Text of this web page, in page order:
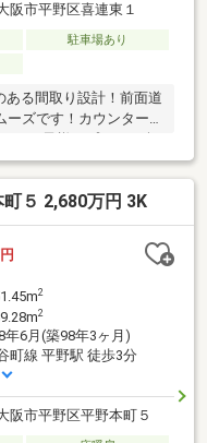
阪市平野区喜連東１
駐車場あり
ある間取り設計！前面道
ズです！カウンターキ
ントの一つです。大き
ブルーホームでは、お
き合いします。気にな
えさせて頂きます。何
引に精通したスタッフ
す。不安なまま購入を
下さい。
５ 2,680万円 3K
2
2
年6月(築98年3ヶ月)
町線 平野駅 徒歩3分
阪市平野区平野本町５